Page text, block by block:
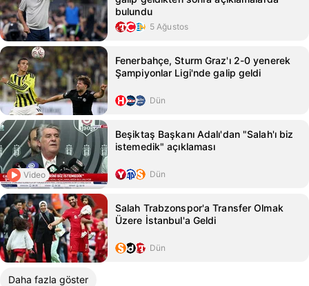
bulundu
5 Ağustos
Fenerbahçe, Sturm Graz'ı 2-0 yenerek
Şampiyonlar Ligi'nde galip geldi
Dün
Video
Beşiktaş Başkanı Adalı'dan "Salah'ı biz
istemedik" açıklaması
Dün
Salah Trabzonspor'a Transfer Olmak
Üzere İstanbul'a Geldi
Dün
Daha fazla göster